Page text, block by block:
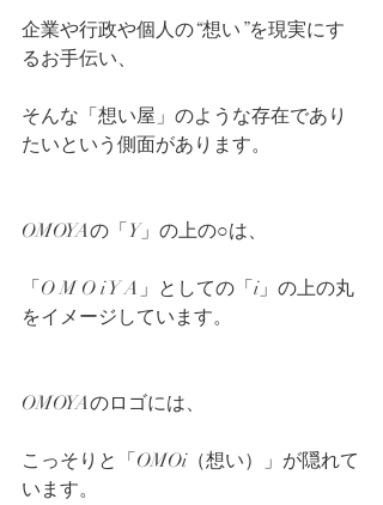
企業や行政や個人の“想い”を現実にす
るお手伝い、
そんな「想い屋」のような存在であり
たいという側面があります。
OMOYAの「Y」の上の○は、
「O M O i Y A」としての「i」の上の丸
をイメージしています。
OMOYAのロゴには、
こっそりと「OMOi（想い）」が隠れて
います。